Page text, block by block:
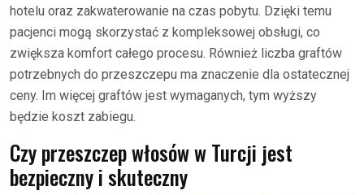
hotelu oraz zakwaterowanie na czas pobytu. Dzięki temu
pacjenci mogą skorzystać z kompleksowej obsługi, co
zwiększa komfort całego procesu. Również liczba graftów
potrzebnych do przeszczepu ma znaczenie dla ostatecznej
ceny. Im więcej graftów jest wymaganych, tym wyższy
będzie koszt zabiegu.
Czy przeszczep włosów w Turcji jest
bezpieczny i skuteczny